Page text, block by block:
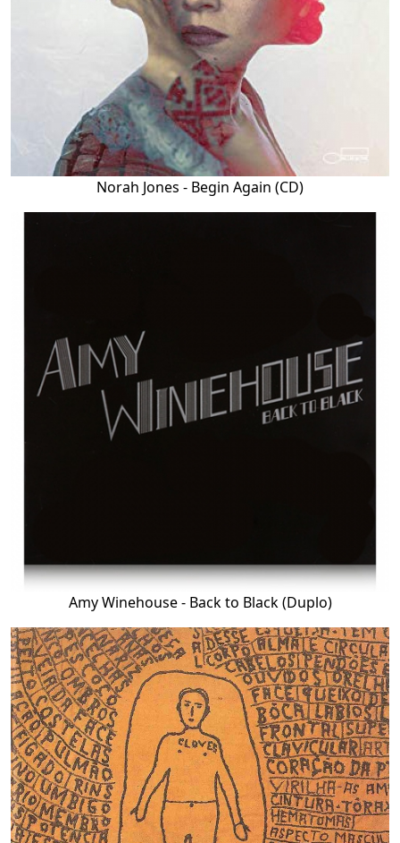
Norah Jones - Begin Again (CD)
Amy Winehouse - Back to Black (Duplo)